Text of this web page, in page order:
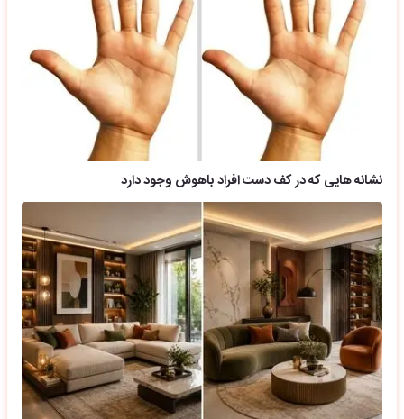
نشانه هایی که در کف دست افراد باهوش وجود دارد